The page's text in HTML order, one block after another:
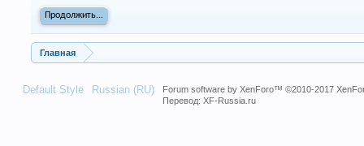
Продолжить...
Главная
Default Style Russian (RU) Forum software by XenForo™©2010-2017
Перевод:XF-Russia.ru